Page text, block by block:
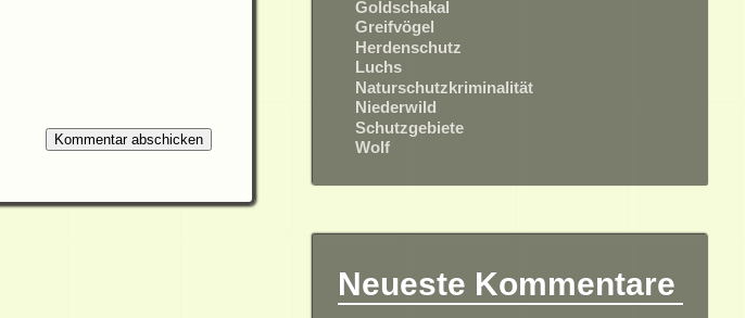
Goldschakal
Greifvögel
Herdenschutz
Luchs
Naturschutzkriminalität
Niederwild
Schutzgebiete
Wolf
Neueste Kommentare